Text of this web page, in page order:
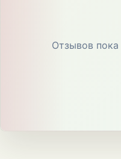
Отзывов